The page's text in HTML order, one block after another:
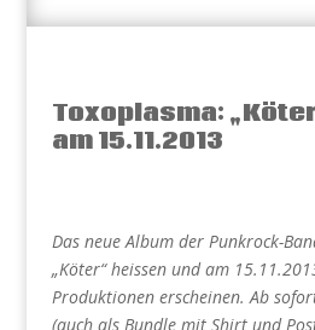
Toxoplasma:
am 15.11.2013
Das neue Album der Punkrock-
„Köter“ heissen und am
Produktionen erscheinen. Ab
(auch als Bundle mit Shirt und